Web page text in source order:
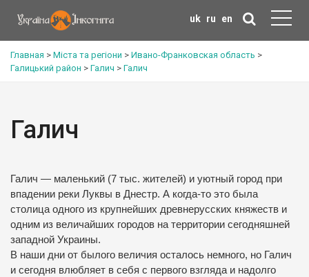
uk ru en
Главная > Міста та регіони > Ивано-Франковская область >
Галицький район > Галич > Галич
Галич
Галич — маленький (7 тыс. жителей) и уютный город при
впадении реки Луквы в Днестр. А когда-то это была
столица одного из крупнейших древнерусских княжеств и
одним из величайших городов на территории сегодняшней
западной Украины.
В наши дни от былого величия осталось немного, но Галич
и сегодня влюбляет в себя с первого взгляда и надолго